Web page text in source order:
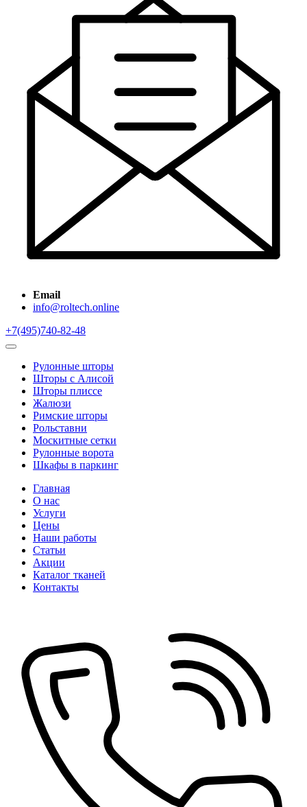
Email
info@roltech.online
+7(495)740-82-48
Рулонные шторы
Шторы с Алисой
Шторы плиссе
Жалюзи
Римские шторы
Рольставни
Москитные сетки
Рулонные ворота
Шкафы в паркинг
Главная
О нас
Услуги
Цены
Наши работы
Статьи
Акции
Каталог тканей
Контакты